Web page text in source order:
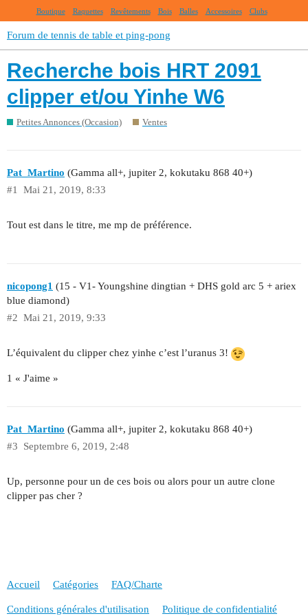
Boutique Raquettes Revêtements Bois Balles Accessoires Clubs
Forum de tennis de table et ping-pong
Recherche bois HRT 2091
clipper et/ou Yinhe W6
Petites Annonces (Occasion) Ventes
Pat_Martino (Gamma all+, jupiter 2, kokutaku 868 40+)
Mai 21, 2019, 8:33
#1
Tout est dans le titre, me mp de préférence.
nicopong1 (15 - V1- Youngshine dingtian + DHS gold arc 5 + ariex
blue diamond)
Mai 21, 2019, 9:33
#2
L’équivalent du clipper chez yinhe c’est l’uranus 3!
1 « J'aime »
Pat_Martino (Gamma all+, jupiter 2, kokutaku 868 40+)
Septembre 6, 2019, 2:48
#3
Up, personne pour un de ces bois ou alors pour un autre clone
clipper pas cher ?
Accueil Catégories FAQ/Charte
Conditions générales d'utilisation Politique de confidentialité